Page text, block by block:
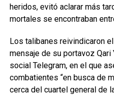
heridos, evitó aclarar más
mortales se encontraban
Los talibanes reivindicaron
mensaje de su portavoz Qari
social Telegram, en el que
combatientes “en busca de
cerca del cuartel general de